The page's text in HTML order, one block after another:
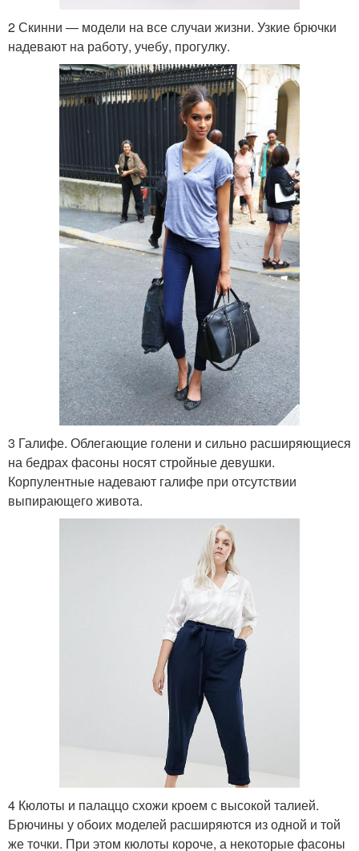
2 Скинни — модели на все случаи жизни. Узкие брючки
надевают на работу, учебу, прогулку.
3 Галифе. Облегающие голени и сильно расширяющиеся
на бедрах фасоны носят стройные девушки.
Корпулентные надевают галифе при отсутствии
выпирающего живота.
4 Кюлоты и палаццо схожи кроем с высокой талией.
Брючины у обоих моделей расширяются из одной и той
же точки. При этом кюлоты короче, а некоторые фасоны